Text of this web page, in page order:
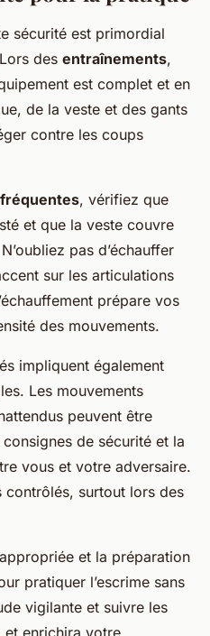
sécurité est primordial
des entraînements,
est complet et en
de la veste et des gants
contre les coups
, vérifiez que
et que la veste couvre
pas d’échauffer
sur les articulations
prépare vos
des mouvements.
impliquent également
Les mouvements
peuvent être
de sécurité et la
vous et votre adversaire.
surtout lors des
appropriée et la préparation
pratiquer l’escrime sans
vigilante et suivre les